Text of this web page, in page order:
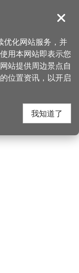
導覽关闭
优化网站服务，并
用本网站即表示您
站提供周边景点自
位置资讯，以开启
我知道了